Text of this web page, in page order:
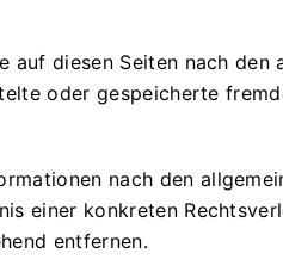
diesen Seiten nach
oder gespeicherte
nach den
einer konkreten
entfernen.